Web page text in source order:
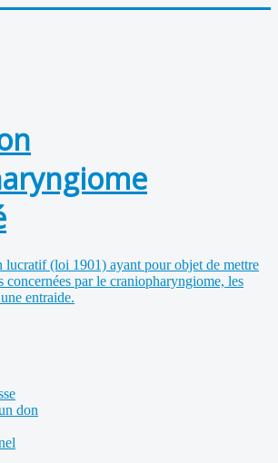
lucratif (loi 1901) ayant pour objet de mettre
concernées par le craniopharyngiome, les
entraide.
don